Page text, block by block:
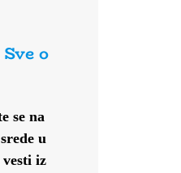
o
se na
u
iz